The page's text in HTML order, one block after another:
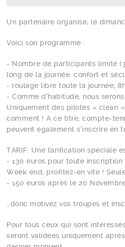
Un partenaire organise, le
Voici son programme :
- Nombre de participants limité
long de la journée: confort et
- roulage libre toute la journée,
- Comme d’habitude, nous
Uniquement des pilotes « clean
comment ! A ce titre, compte-
peuvent également s’inscrire
TARIF: Une tarification spéciale
- 130 euros pour toute
Week end, profitez-en vite !
- 150 euros après le 20
…donc motivez vos troupes et
Pour tous ceux qui sont
seront validées uniquement